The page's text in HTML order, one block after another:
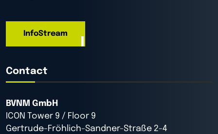
InfoStream
Contact
BVNM GmbH
ICON Tower 9 / Floor 9
Gertrude-Fröhlich-Sandner-Straße 2-4